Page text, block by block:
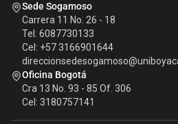
Sede Sogamoso
Carrera 11 No. 26 - 18
Tel: 6087730133
Cel: +57 3166901644
Oficina Bogotá
Cra 13 No. 93 - 85 Of. 306
Cel: 3180757141